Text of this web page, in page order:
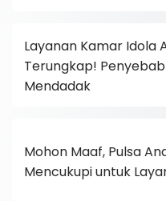
Layanan Kamar Idola
Terungkap!
Mendadak
Mohon Maaf, Pulsa
Mencukupi untuk